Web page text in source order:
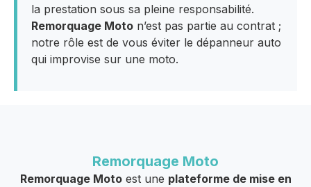
la prestation sous sa pleine responsabilité.
Remorquage Moto n’est pas partie au contrat ;
notre rôle est de vous éviter le dépanneur auto
qui improvise sur une moto.
Remorquage Moto
Remorquage Motoest une plateforme de mise en